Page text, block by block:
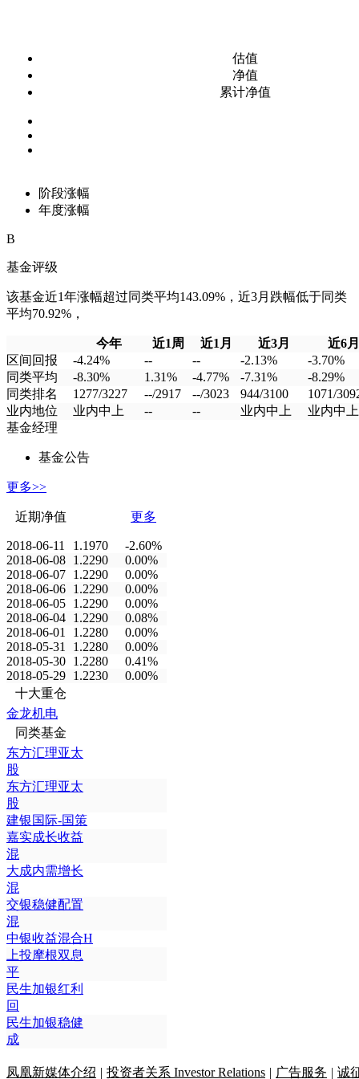
估值
净值
累计净值
阶段涨幅
年度涨幅
B
基金评级
该基金近1年涨幅超过同类平均143.09%，近3月跌幅低于同类
平均70.92%，
今年 近1周 近1月 近3月
近6月
区间回报
-4.24% -- -- -2.13%
-3.70%
同类平均
-8.30% 1.31% -4.77% -7.31%
-8.29%
同类排名
1277/3227 --/2917 --/3023 944/3100
1071/
业内地位
业内中上 -- -- 业内中上
业内中上
基金经理
基金公告
更多>>
近期净值 更多
2018-06-11 1.1970
-2.60%
2018-06-08 1.2290
0.00%
2018-06-07 1.2290
0.00%
2018-06-06 1.2290
0.00%
2018-06-05 1.2290
0.00%
2018-06-04 1.2290
0.08%
2018-06-01
1.2280
0.00%
2018-05-31
1.2280
0.00%
2018-05-30 1.2280
0.41%
2018-05-29 1.2230
0.00%
十大重仓
金龙机电
同类基金
东方汇理亚太
股
东方汇理亚太
股
建银国际-国策
嘉实成长收益
混
大成内需增长
混
交银稳健配置
混
中银收益混合H
上投摩根双息
平
民生加银红利
回
民生加银稳健
成
凤凰新媒体介绍 | 投资者关系 Investor Relations | 广告服务 | 诚